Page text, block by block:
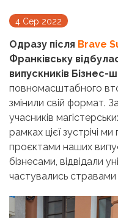
4 Сер 2022
Одразу після Brave
Франківську
випускників Бізнес-
повномасштабного
змінили свій формат.
учасників
рамках цієї зустрічі
проєктами наших
бізнесами, відвідали
частувались